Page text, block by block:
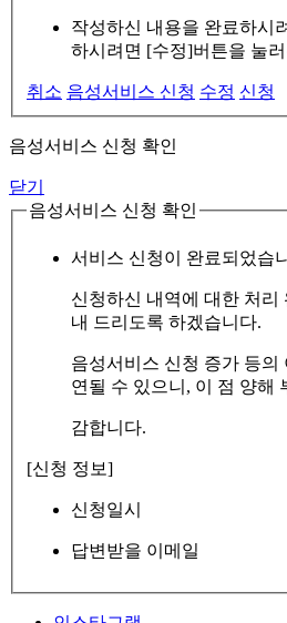
작성하신 내용을 완료하시
하시려면 [수정]버튼을 눌
취소 음성서비스 신청 수정 신청
음성서비스 신청 확인
닫기
음성서비스 신청 확인
서비스 신청이 완료되었습
신청하신 내역에 대한 처리
내 드리도록 하겠습니다.
음성서비스 신청 증가 등의
연될 수 있으니, 이 점 양해
감합니다.
[신청 정보]
신청일시
답변받을 이메일